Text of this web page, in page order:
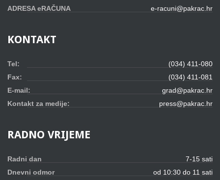
ADRESA eRAČUNA
e-racuni@pakrac.hr
KONTAKT
Tel:
(034) 411-080
Fax:
(034) 411-081
E-mail:
grad@pakrac.hr
Kontakt za medije:
press@pakrac.hr
RADNO VRIJEME
Radni dan
7-15 sati
Dnevni odmor
od 10:30 do 11 sati